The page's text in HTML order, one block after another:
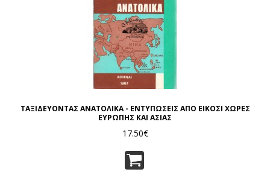
ΤΑΞΙΔΕΥΟΝΤΑΣ ΑΝΑΤΟΛΙΚΑ - ΕΝΤΥΠΩΣΕΙΣ ΑΠΟ ΕΙΚΟΣΙ ΧΩΡΕΣ
ΕΥΡΩΠΗΣ ΚΑΙ ΑΣΙΑΣ
17.50€